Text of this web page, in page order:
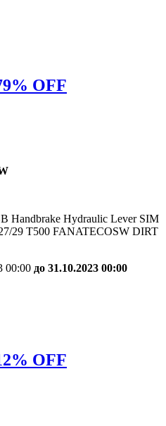
OFF
Handbrake Hydraulic Lever SIM
29 T500 FANATECOSW DIRT
00:00 до 31.10.2023 00:00
OFF